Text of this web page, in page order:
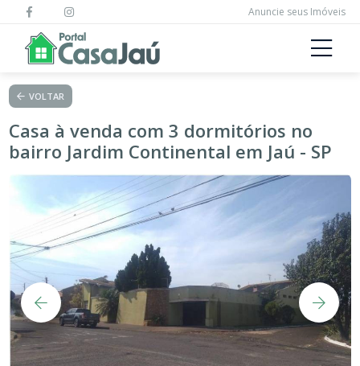
Anuncie seus Imóveis
VOLTAR
Casa à venda com 3 dormitórios no
bairro Jardim Continental em Jaú - SP